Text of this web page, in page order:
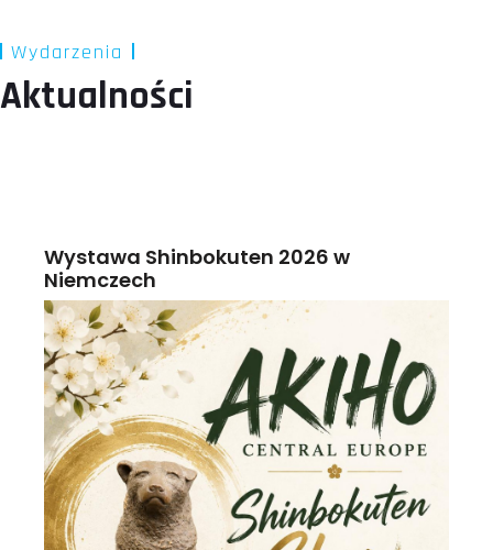
Wydarzenia
Aktualności
Wystawa Shinbokuten 2026 w
Niemczech